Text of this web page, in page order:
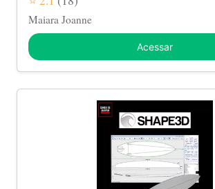
Maiara Joanne
Acessar